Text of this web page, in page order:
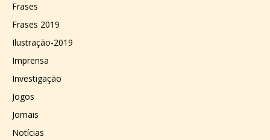
Frases
Frases 2019
Ilustração-2019
Imprensa
Investigação
Jogos
Jornais
Notícias